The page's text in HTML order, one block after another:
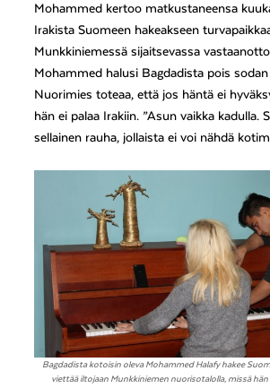
Mohammed kertoo matkustaneensa
Irakista Suomeen hakeakseen
Munkkiniemessä sijaitsevassa
Mohammed halusi Bagdadista pois
Nuorimies toteaa, että jos häntä ei
hän ei palaa Irakiin. ”Asun vaikka kadulla.
sellainen rauha, jollaista ei voi nähdä
Bagdadista kotoisin oleva Mohammed Halafy hakee
viettää iltojaan Munkkiniemen nuorisotalolla, missä